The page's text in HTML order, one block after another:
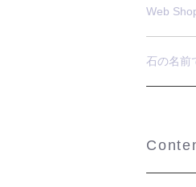
Web
石の名前